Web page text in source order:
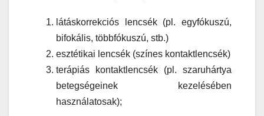
látáskorrekciós lencsék (pl. egyfókuszú,
bifokális, többfókuszú, stb.)
esztétikai lencsék (színes kontaktlencsék)
terápiás kontaktlencsék (pl. szaruhártya
betegségeinek kezelésében
használatosak);